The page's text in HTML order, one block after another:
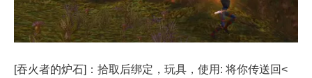
[吞火者的炉石]：拾取后绑定，玩具，使用: 将你传送回<